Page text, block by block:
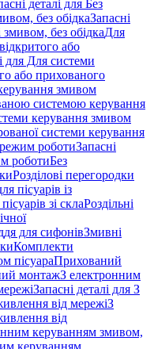
деталі для Без
без обідкаЗапасні
без обідкаДля
або
для Для системи
або прихованого
змивом
системою керування
керування змивом
системи керування
роботиЗапасні
роботиБез
Розділові перегородки
пісуарів із
зі склаРоздільні
для сифонівЗмивні
Комплекти
пісуараПрихований
монтажЗ електронним
Запасні деталі для З
від мережіЗ
від
керуванням змивом,
керуванням